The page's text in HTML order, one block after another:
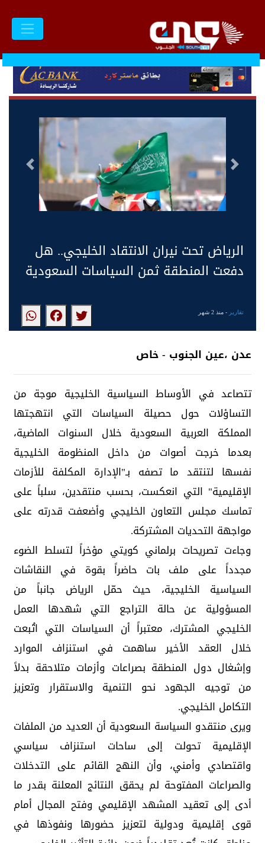
التالى السابق
الرياض تحت نيران الانتقاد الخليجي.. هل
دفعت المنطقة ثمن السياسات السعودية
تقارير - منذ 2 شهر
عدن ،عين الجنوب - خاص
تتصاعد في الأوساط السياسية الخليجية موجة من
التساؤلات حول حصيلة السياسات التي انتهجتها
المملكة العربية السعودية خلال السنوات الماضية،
بعدما خرجت أصوات من داخل المنظومة الخليجية
نفسها لتنتقد ما تصفه بـ"الإدارة المكلفة للأزمات
الإقليمية" التي انعكست، بحسب منتقدين، سلباً على
تماسك مجلس التعاون الخليجي وأضعفت قدرته على
مواجهة التحديات المشتركة.
وجاءت تصريحات برلماني كويتي مؤخراً لتسلط الضوء
مجدداً على ملف بات حاضراً بقوة في النقاشات
السياسية الخليجية، حيث حمّل الرياض جانباً من
المسؤولية عن حالة التراجع التي شهدها العمل
الخليجي المشترك، معتبراً أن السياسات التي اتُبعت
خلال العقد الأخير ساهمت في استنزاف الموارد
وإشغال دول المنطقة بصراعات وأزمات متلاحقة بدلاً
من توجيه الجهود نحو التنمية والاستقرار وتعزيز
التكامل الخليجي.
ويرى منتقدو السياسة السعودية أن العديد من الملفات
الإقليمية تحولت إلى ساحات استنزاف سياسي
واقتصادي وأمني، وأن النهج القائم على التدخلات
والصراعات المفتوحة لم يحقق النتائج المعلنة بقدر ما
أدى إلى تعقيد المشهد الإقليمي وفتح المجال أمام
قوى إقليمية ودولية لتعزيز حضورها ونفوذها في